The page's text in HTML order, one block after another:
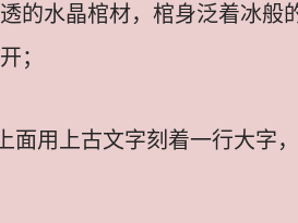
水晶棺材，棺身泛着冰般
；
面用上古文字刻着一行大字